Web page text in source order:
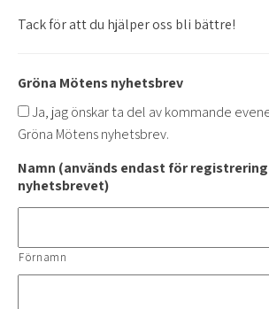
Tack för att du hjälper oss bli bättre!
Gröna Mötens nyhetsbrev
Ja, jag önskar ta del av kommande
Gröna Mötens nyhetsbrev.
Namn (används endast för
nyhetsbrevet)
Förnamn